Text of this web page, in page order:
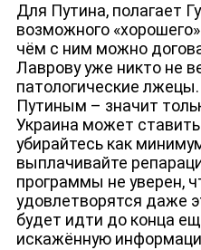
Для Путина, полагает
возможного
чём с ним можно
Лаврову уже никто не
патологические
Путиным – значит
Украина может
убирайтесь как
выплачивайте
программы не уверен,
удовлетворятся даже
будет идти до конца
искажённую